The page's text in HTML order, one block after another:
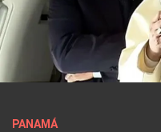
PANAMÁ